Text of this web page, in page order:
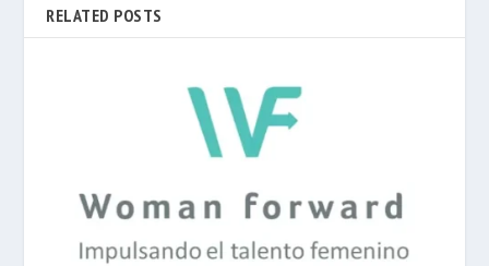
RELATED POSTS